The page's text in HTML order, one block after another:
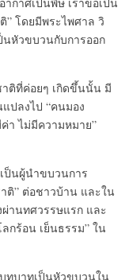
โดยมีพระไพศาล วิ
นหัวขบวนกับการออก
ติที่ค่อยๆ เกิดขึ้นนั้น มี
ปลงไป “คนมอง
า ไม่มีความหมาย”
ป็นผู้นำขบวนการ
ติ” ต่อชาวบ้าน และใน
านทศวรรษแรก และ
กร้อน เย็นธรรม” ใน
ทบาทเป็นหัวขบวนใน